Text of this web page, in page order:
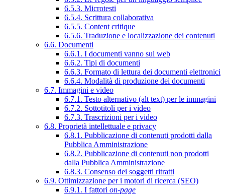
6.5.3. Microtesti
6.5.4. Scrittura collaborativa
6.5.5. Content critique
6.5.6. Traduzione e localizzazione dei contenuti
6.6. Documenti
6.6.1. I documenti vanno sul web
6.6.2. Tipi di documenti
6.6.3. Formato di lettura dei documenti elettronici
6.6.4. Modalità di produzione dei documenti
6.7. Immagini e video
6.7.1. Testo alternativo (alt text) per le immagini
6.7.2. Sottotitoli per i video
6.7.3. Trascrizioni per i video
6.8. Proprietà intellettuale e privacy
6.8.1. Pubblicazione di contenuti prodotti dalla
Pubblica Amministrazione
6.8.2. Pubblicazione di contenuti non prodotti
dalla Pubblica Amministrazione
6.8.3. Consenso dei soggetti ritratti
6.9. Ottimizzazione per i motori di ricerca (SEO)
6.9.1. I fattori on-page